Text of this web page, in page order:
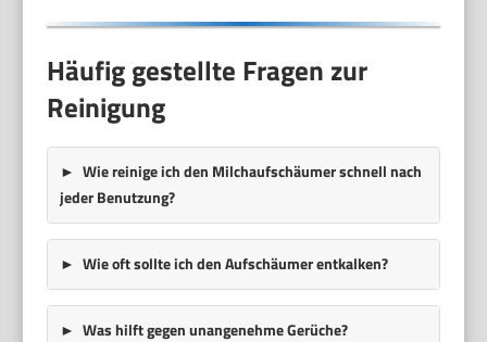
Häufig gestellte Fragen zur
Reinigung
Wie reinige ich den Milchaufschäumer schnell nach
jeder Benutzung?
Wie oft sollte ich den Aufschäumer entkalken?
Was hilft gegen unangenehme Gerüche?